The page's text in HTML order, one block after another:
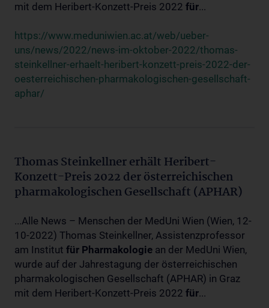
mit dem Heribert-Konzett-Preis 2022 für...
https://www.meduniwien.ac.at/web/ueber-
uns/news/2022/news-im-oktober-2022/thomas-
steinkellner-erhaelt-heribert-konzett-preis-2022-der-
oesterreichischen-pharmakologischen-gesellschaft-
aphar/
Thomas Steinkellner erhält Heribert-
Konzett-Preis 2022 der österreichischen
pharmakologischen Gesellschaft (APHAR)
...Alle News – Menschen der MedUni Wien (Wien, 12-
10-2022) Thomas Steinkellner, Assistenzprofessor
am Institut für Pharmakologie an der MedUni Wien,
wurde auf der Jahrestagung der österreichischen
pharmakologischen Gesellschaft (APHAR) in Graz
mit dem Heribert-Konzett-Preis 2022 für...